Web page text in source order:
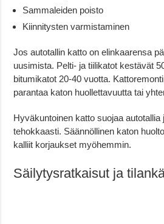
Sammaleiden poisto
Kiinnitysten varmistaminen
Jos autotallin katto on elinkaarensa
uusimista. Pelti- ja tiilikatot kestävät
bitumikatot 20-40 vuotta.
parantaa katon huollettavuutta tai
Hyväkuntoinen katto suojaa autotallia
tehokkaasti. Säännöllinen katon
kalliit korjaukset myöhemmin.
Säilytysratkaisut ja